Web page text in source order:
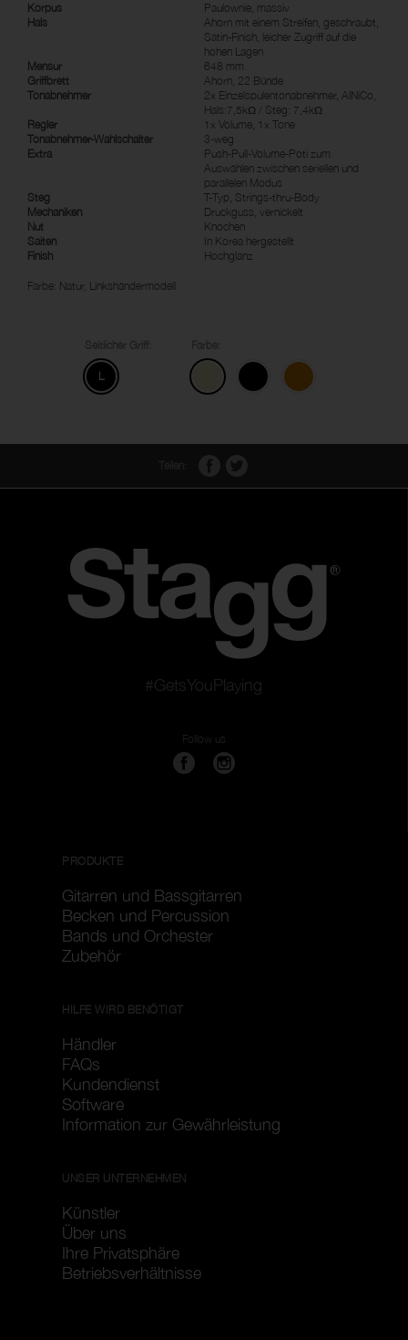
Korpus
Paulownie, massiv
Hals
Ahorn mit einem Streifen, geschraubt,
Satin-Finish, leicher Zugriff auf die
hohen Lagen
Mensur
648 mm
Griffbrett
Ahorn, 22 Bünde
Tonabnehmer
2x Einzelspulentonabnehmer, AlNiCo,
Hals:7,5kΩ / Steg: 7,4kΩ
Regler
1x Volume, 1x Tone
Tonabnehmer-Wahlschalter
3-weg
Extra
Push-Pull-Volume-Poti zum
Auswählen zwischen seriellen und
parallelen Modus
Steg
T-Typ, Strings-thru-Body
Mechaniken
Druckguss, vernickelt
Nut
Knochen
Saiten
In Korea hergestellt
Finish
Hochglanz
Farbe: Natur, Linkshändermodell
L
#GetsYouPlaying
Follow us
PRODUKTE
Gitarren und Bassgitarren
Becken und Percussion
Bands und Orchester
Zubehör
HILFE WIRD BENÖTIGT
Händler
FAQs
Kundendienst
Software
Information zur Gewährleistung
UNSER UNTERNEHMEN
Künstler
Über uns
Ihre Privatsphäre
Betriebsverhältnisse